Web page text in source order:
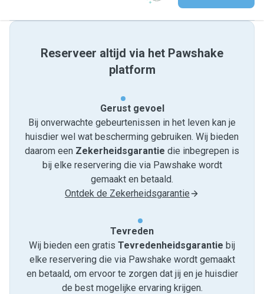
Reserveer altijd via het Pawshake
platform
Gerust gevoel
Bij onverwachte gebeurtenissen in het leven kan je
huisdier wel wat bescherming gebruiken. Wij bieden
daarom een Zekerheidsgarantie die inbegrepen is
bij elke reservering die via Pawshake wordt
gemaakt en betaald.
Ontdek de Zekerheidsgarantie
Tevreden
Wij bieden een gratis Tevredenheids­garantie bij
elke reservering die via Pawshake wordt gemaakt
en betaald, om ervoor te zorgen dat jij en je huisdier
de best mogelijke ervaring krijgen.